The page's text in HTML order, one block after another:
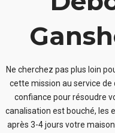
Ne cherchez pas plus loin
cette mission au service
confiance pour résoudre
canalisation est bouché, les
après 3-4 jours votre